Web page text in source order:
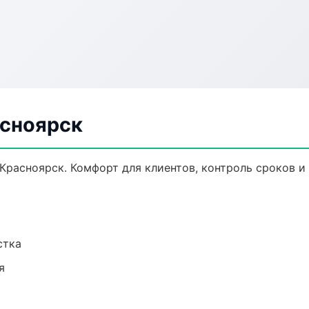
Комфорт для клиентов, контроль сроков